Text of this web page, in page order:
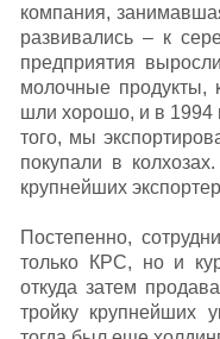
компания,
развивались – к
предприятия
молочные продукты,
шли хорошо, и в 1994
того, мы
покупали в
крупнейших
Постепенно,
только КРС, но и
откуда затем
тройку крупнейших